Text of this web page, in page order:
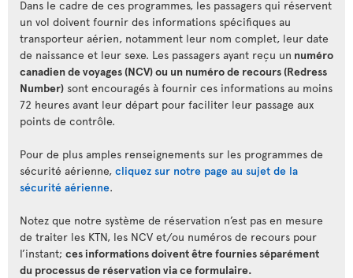
Dans le cadre de ces programmes, les passagers qui réservent
un vol doivent fournir des informations spécifiques au
transporteur aérien, notamment leur nom complet, leur date
de naissance et leur sexe. Les passagers ayant reçu un numéro
canadien de voyages (NCV) ou un numéro de recours (Redress
Number) sont encouragés à fournir ces informations au moins
72 heures avant leur départ pour faciliter leur passage aux
points de contrôle.
Pour de plus amples renseignements sur les programmes de
sécurité aérienne, cliquez sur notre page au sujet de la
sécurité aérienne.
Notez que notre système de réservation n’est pas en mesure
de traiter les KTN, les NCV et/ou numéros de recours pour
l’instant; ces informations doivent être fournies séparément
du processus de réservation via ce formulaire.